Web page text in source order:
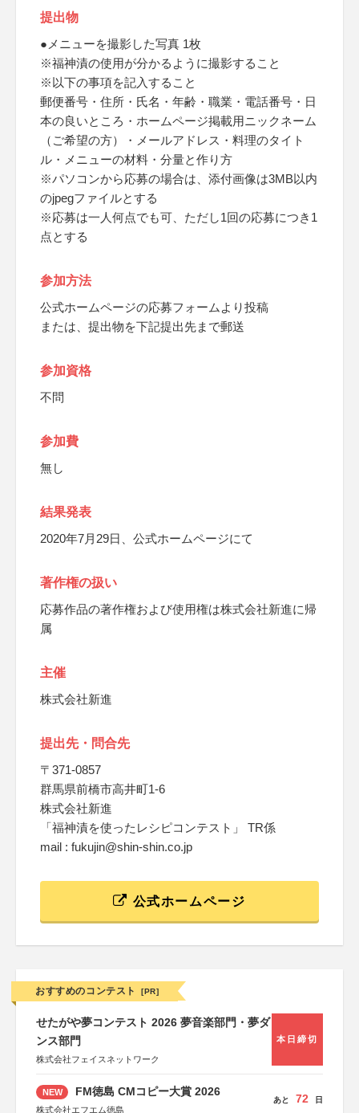
提出物
●メニューを撮影した写真 1枚
※福神漬の使用が分かるように撮影すること
※以下の事項を記入すること
郵便番号・住所・氏名・年齢・職業・電話番号・日
本の良いところ・ホームページ掲載用ニックネーム
（ご希望の方）・メールアドレス・料理のタイト
ル・メニューの材料・分量と作り方
※パソコンから応募の場合は、添付画像は3MB以内
のjpegファイルとする
※応募は一人何点でも可、ただし1回の応募につき1
点とする
参加方法
公式ホームページの応募フォームより投稿
または、提出物を下記提出先まで郵送
参加資格
不問
参加費
無し
結果発表
2020年7月29日、公式ホームページにて
著作権の扱い
応募作品の著作権および使用権は株式会社新進に帰
属
主催
株式会社新進
提出先・問合先
〒371-0857
群馬県前橋市高井町1-6
株式会社新進
「福神漬を使ったレシピコンテスト」 TR係
mail : fukujin@shin-shin.co.jp
公式ホームページ
おすすめのコンテスト [PR]
せたがや夢コンテスト 2026 夢音楽部門・夢ダ
ンス部門
株式会社フェイスネットワーク
本日締切
NEW FM徳島 CMコピー大賞 2026
株式会社エフエム徳島
あと 72 日